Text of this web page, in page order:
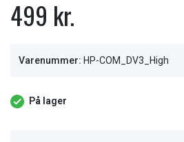
499 kr.
Varenummer: HP-COM_DV3_High
På lager